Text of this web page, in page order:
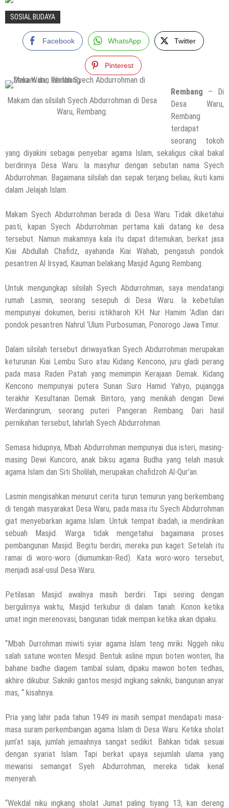
SOSIAL BUDAYA
Facebook WhatsApp Twitter
Pinterest
Makam dan silsilah Syech Abdurrohman di Desa
Waru, Rembang.
Rembang – Di
Desa Waru,
Rembang
terdapat
seorang tokoh
yang diyakini sebagai penyebar agama Islam, sekaligus cikal bakal
berdirinya Desa Waru. Ia masyhur dengan sebutan nama Syech
Abdurrohman. Bagaimana silsilah dan sepak terjang beliau, ikuti kami
dalam Jelajah Islam.
Makam Syech Abdurrohman berada di Desa Waru. Tidak diketahui
pasti, kapan Syech Abdurrohman pertama kali datang ke desa
tersebut. Namun makamnya kala itu dapat ditemukan, berkat jasa
Kiai Abdullah Chafidz, ayahanda Kiai Wahab, pengasuh pondok
pesantren Al Irsyad, Kauman belakang Masjid Agung Rembang.
Untuk mengungkap silsilah Syech Abdurrohman, saya mendatangi
rumah Lasmin, seorang sesepuh di Desa Waru. Ia kebetulan
mempunyai dokumen, berisi istikharoh KH. Nur Hamim ‘Adlan dari
pondok pesantren Nahrul ‘Ulum Purbosuman, Ponorogo Jawa Timur.
Dalam silsilah tersebut diriwayatkan Syech Abdurrohman merupakan
keturunan Kiai Lembu Suro atau Kidang Kencono, juru gladi perang
pada masa Raden Patah yang memimpin Kerajaan Demak. Kidang
Kencono mempunyai putera Sunan Suro Hamid Yahyo, pujangga
terakhir Kesultanan Demak Bintoro, yang menikah dengan Dewi
Werdaningrum, seorang puteri Pangeran Rembang. Dari hasil
pernikahan tersebut, lahirlah Syech Abdurrohman.
Semasa hidupnya, Mbah Abdurrohman mempunyai dua isteri, masing-
masing Dewi Kuncoro, anak biksu agama Budha yang telah masuk
agama Islam dan Siti Sholilah, merupakan chafidzoh Al-Qur’an.
Lasmin mengisahkan menurut cerita turun temurun yang berkembang
di tengah masyarakat Desa Waru, pada masa itu Syech Abdurrohman
giat menyebarkan agama Islam. Untuk tempat ibadah, ia mendirikan
sebuah Masjid. Warga tidak mengetahui bagaimana proses
pembangunan Masjid. Begitu berdiri, mereka pun kaget. Setelah itu
ramai di woro-woro (diumumkan-Red). Kata woro-woro tersebut,
menjadi asal-usul Desa Waru.
Petilasan Masjid awalnya masih berdiri. Tapi seiring dengan
bergulirnya waktu, Masjid terkubur di dalam tanah. Konon ketika
umat ingin merenovasi, bangunan tidak mempan ketika akan dipaku.
“Mbah Durrohman miwiti syiar agama Islam teng mriki. Nggeh niku
salah satune wonten Mesjid. Bentuk asline mpun boten wonten, lha
bahane badhe diagem tambal sulam, dipaku mawon boten tedhas,
akhire dikubur. Sakniki gantos mesjid ingkang sakniki, bangunan anyar
mas, “ kisahnya.
Pria yang lahir pada tahun 1949 ini masih sempat mendapati masa-
masa suram perkembangan agama Islam di Desa Waru. Ketika sholat
jum’at saja, jumlah jemaahnya sangat sedikit. Bahkan tidak sesuai
dengan syariat Islam. Tapi berkat upaya sejumlah ulama yang
mewarisi semangat Syeh Abdurrohman, mereka tidak kenal
menyerah.
“Wekdal niku ingkang sholat Jumat paling tiyang 13, kan dereng